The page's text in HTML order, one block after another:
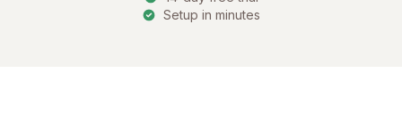
Setup in minutes